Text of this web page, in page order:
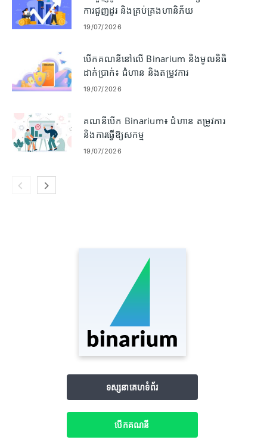
ការជួញដូរ និងគ្រប់គ្រងហានិភ័យ
19/07/2026
បើកគណនីនៅលើ Binarium និងមូលនិធិ
ដាក់ប្រាក់៖ ជំហាន និងតម្រូវការ
19/07/2026
គណនីបើក Binarium៖ ជំហាន តម្រូវការ
និងការធ្វើឱ្យសកម្ម
19/07/2026
ទស្សនាគេហទំព័រ
បើក​គណនី